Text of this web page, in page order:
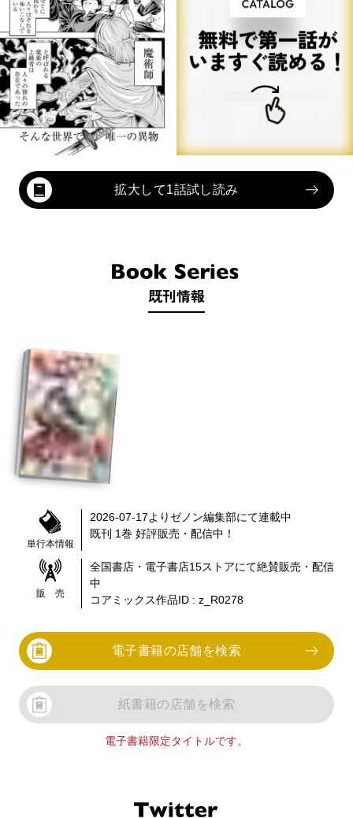
拡大して1話試し読み
既刊情報
単行本情報
2026-07-17より ゼノン編集部にて連載中
既刊 1巻 好評販売・配信中！
販 売
全国書店・電子書店15ストアにて絶賛販売・配信
中
コアミックス作品ID : z_R0278
電子書籍の店舗を検索
紙書籍の店舗を検索
電子書籍限定タイトルです。